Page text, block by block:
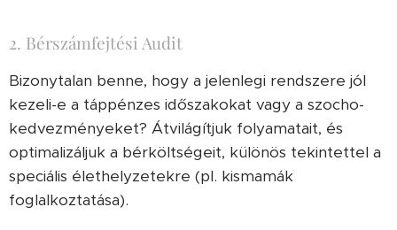
2. Bérszámfejtési Audit
Bizonytalan benne, hogy a jelenlegi rendszere jól
kezeli-e a táppénzes időszakokat vagy a szocho-
kedvezményeket? Átvilágítjuk folyamatait, és
optimalizáljuk a bérköltségeit, különös tekintettel a
speciális élethelyzetekre (pl. kismamák
foglalkoztatása).